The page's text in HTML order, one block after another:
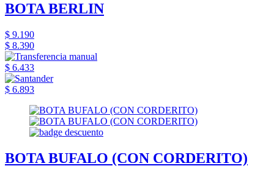
BOTA BERLIN
$ 9.190
$ 8.390
$ 6.433
$ 6.893
BOTA BUFALO (CON CORDERITO)